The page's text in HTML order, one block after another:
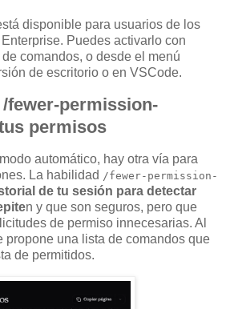
disponible para usuarios de los
Puedes activarlo con
comandos, o desde el menú
de escritorio o en VSCode.
fewer-permission-
permisos
automático, hay otra vía para
La habilidad /fewer-permission-
de tu sesión para detectar
n y que son seguros, pero que
de permiso innecesarias. Al
propone una lista de comandos que
de permitidos.